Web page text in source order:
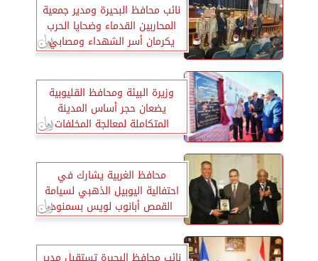
نائب محافظ البحيرة ومدير جمعية
المحاربين القدماء وضحايا الحرب
يكرمان أسر الشهداء ومصابي
العمليات الحربية
وزيرة البيئة ومحافظ القليوبية
يضعان حجر أساس المدينة
المتكاملة لمعالجة المخلفات
بالعاشر من رمضان
محافظ الغربية يشارك في
احتفالية اليوبيل الذهبي لسيامة
القمص أبانوب لويس بسمنود